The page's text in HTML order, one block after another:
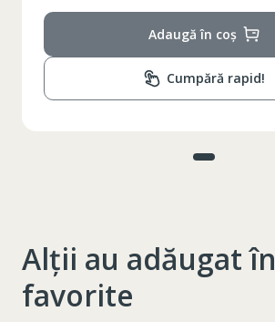
Adaugă în coș
Cumpără rapid!
Alții au adăugat în
favorite